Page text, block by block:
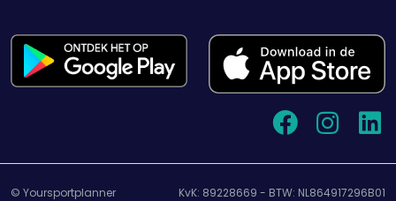
© Yoursportplanner KvK: 89228669 - BTW: NL864917296B01